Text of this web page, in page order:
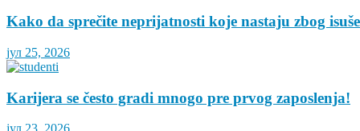
Kako da sprečite neprijatnosti koje nastaju zbog
јул 25, 2026
Karijera se često gradi mnogo pre prvog zaposlenja!